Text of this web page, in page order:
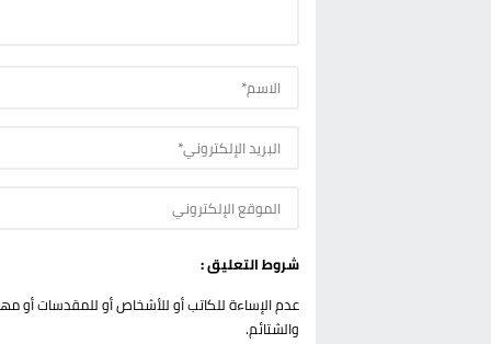
شروط التعليق :
عدم الإساءة للكاتب أو للأشخاص أو للمقدسات أو
والشتائم.